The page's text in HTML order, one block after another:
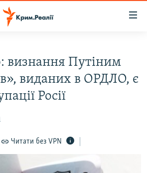
визнання Путіним
виданих в ОРДЛО, є
Росії
Читати без VPN